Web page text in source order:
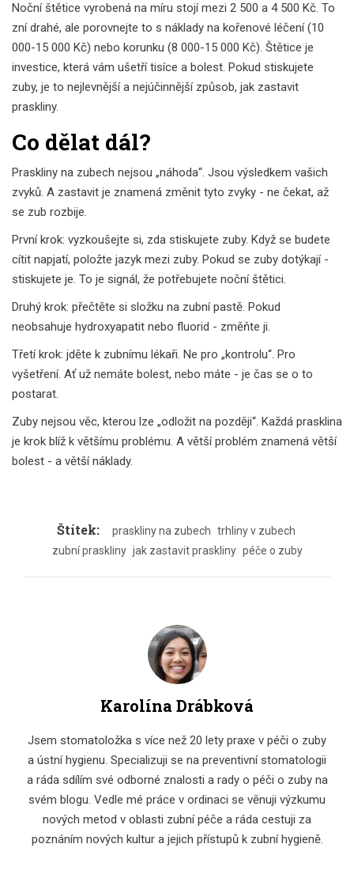
Noční štětice vyrobená na míru stojí mezi 2 500 a 4 500 Kč. To
zní drahé, ale porovnejte to s náklady na kořenové léčení (10
000-15 000 Kč) nebo korunku (8 000-15 000 Kč). Štětice je
investice, která vám ušetří tisíce a bolest. Pokud stiskujete
zuby, je to nejlevnější a nejúčinnější způsob, jak zastavit
praskliny.
Co dělat dál?
Praskliny na zubech nejsou „náhoda“. Jsou výsledkem vašich
zvyků. A zastavit je znamená změnit tyto zvyky - ne čekat, až
se zub rozbije.
První krok: vyzkoušejte si, zda stiskujete zuby. Když se budete
cítit napjatí, položte jazyk mezi zuby. Pokud se zuby dotýkají -
stiskujete je. To je signál, že potřebujete noční štětici.
Druhý krok: přečtěte si složku na zubní pastě. Pokud
neobsahuje hydroxyapatit nebo fluorid - změňte ji.
Třetí krok: jděte k zubnímu lékaři. Ne pro „kontrolu“. Pro
vyšetření. Ať už nemáte bolest, nebo máte - je čas se o to
postarat.
Zuby nejsou věc, kterou lze „odložit na později“. Každá prasklina
je krok blíž k většímu problému. A větší problém znamená větší
bolest - a větší náklady.
Štítek: praskliny na zubech trhliny v zubech
zubní praskliny jak zastavit praskliny péče o zuby
Karolína Drábková
Jsem stomatoložka s více než 20 lety praxe v péči o zuby
a ústní hygienu. Specializuji se na preventivní stomatologii
a ráda sdílím své odborné znalosti a rady o péči o zuby na
svém blogu. Vedle mé práce v ordinaci se věnuji výzkumu
nových metod v oblasti zubní péče a ráda cestuji za
poznáním nových kultur a jejich přístupů k zubní hygieně.